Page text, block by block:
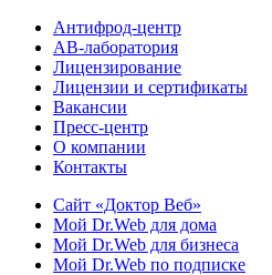
Антифрод-центр
АВ-лаборатория
Лицензирование
Лицензии и сертификаты
Вакансии
Пресс-центр
О компании
Контакты
Сайт «Доктор Веб»
Мой Dr.Web для дома
Мой Dr.Web для бизнеса
Мой Dr.Web по подписке